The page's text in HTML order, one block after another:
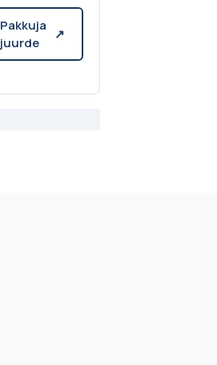
Pakkuja
juurde
↗